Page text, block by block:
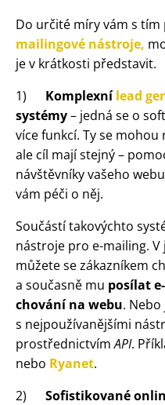
Do určité míry vám s
mailingové nástroje,
je v krátkosti představit.
1) Komplexnílead
systémy– jedná se o
více funkcí. Ty se
ale cíl mají stejný –
návštěvníky vašeho
vám péči o něj.
Součástí takovýchto
nástroje pro e-mailing.
můžete se zákazníkem
a současně mu posílat
chování na webu.
s nejpoužívanějšími
prostřednictvímAPI.
nebo Ryanet.
2) Sofistikované